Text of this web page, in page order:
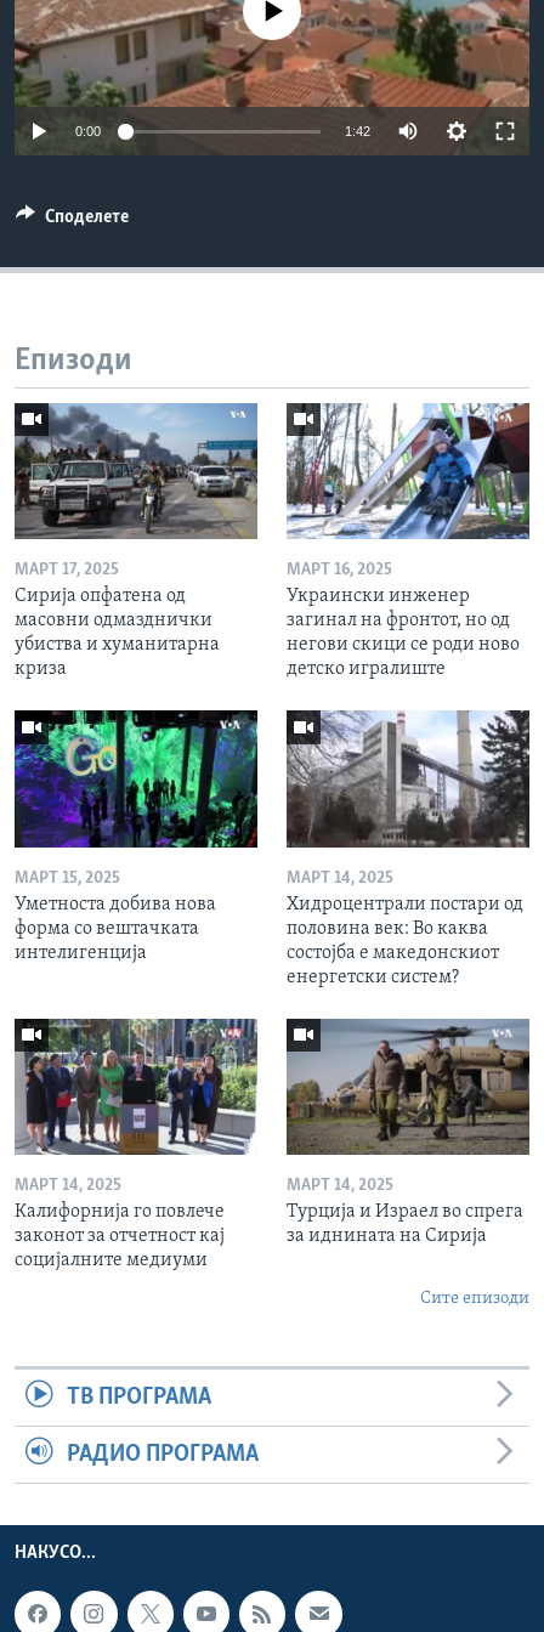
ИНТЕРВЈУА
Јазици
No media source currently available
0:00 1:42
Споделете
Епизоди
МАРТ 17, 2025
Сирија опфатена од
масовни одмазднички
убиства и хуманитарна
криза
МАРТ 16, 2025
Украински инженер
загинал на фронтот, но од
негови скици се роди ново
детско игралиште
МАРТ 15, 2025
Уметноста добива нова
форма со вештачката
интелигенција
МАРТ 14, 2025
Хидроцентрали постари од
половина век: Во каква
состојба е македонскиот
енергетски систем?
МАРТ 14, 2025
Калифорнија го повлече
законот за отчетност кај
социјалните медиуми
МАРТ 14, 2025
Турција и Израел во спрега
за иднината на Сирија
Сите епизоди
ТВ ПРОГРАМА
РАДИО ПРОГРАМА
НАКУСО...